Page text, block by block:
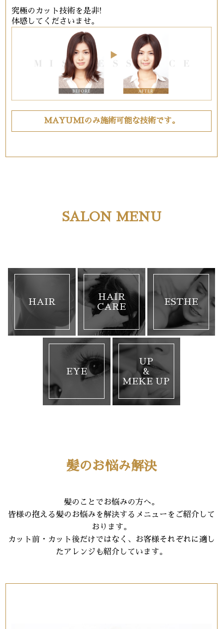
究極のカット技術を是非!
体感してくださいませ。
MAYUMIのみ施術可能な技術です。
SALON MENU
HAIR
HAIR
CARE
ESTHE
EYE
UP
&
MEKE UP
髪のお悩み解決
髪のことでお悩みの方へ。
皆様の抱える髪のお悩みを解決するメニューをご紹介して
おります。
カット前・カット後だけではなく、お客様それぞれに適し
たアレンジも紹介しています。